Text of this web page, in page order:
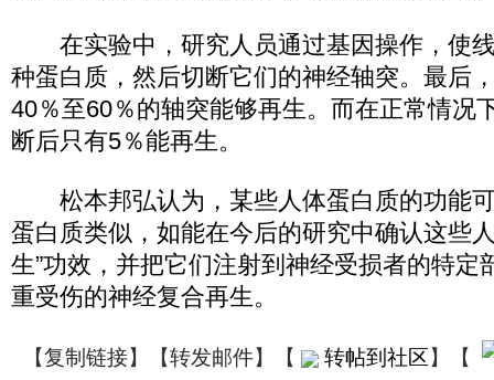
在实验中，研究人员通过基因操作，使
种蛋白质，然后切断它们的神经轴突。最后
40％至60％的轴突能够再生。而在正常情况
断后只有5％能再生。
松本邦弘认为，某些人体蛋白质的功能
蛋白质类似，如能在今后的研究中确认这些
生”功效，并把它们注射到神经受损者的特定
重受伤的神经复合再生。
【复制链接】【转发邮件】 【 转帖到社区】【